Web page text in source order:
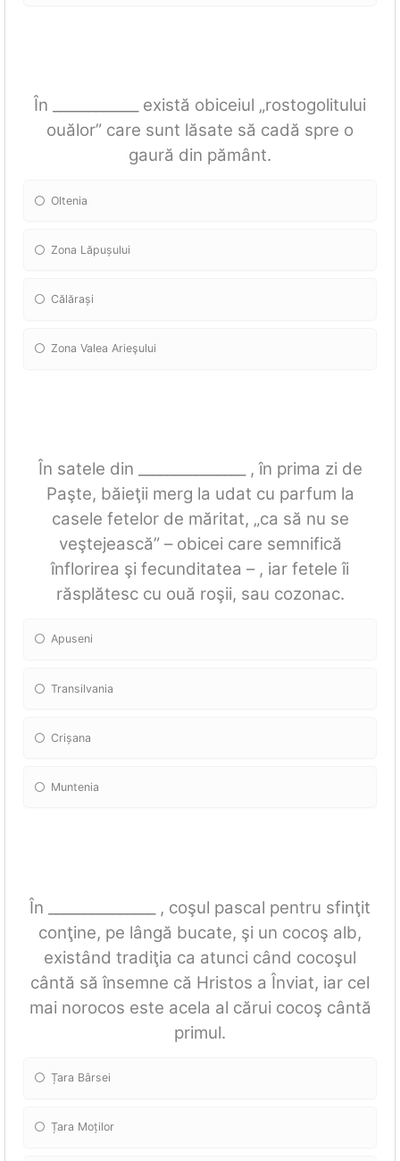
În ____________ există obiceiul „rostogolitului
ouălor” care sunt lăsate să cadă spre o
gaură din pământ.
Oltenia
Zona Lăpușului
Călărași
Zona Valea Arieşului
În satele din _______________ , în prima zi de
Paşte, băieţii merg la udat cu parfum la
casele fetelor de măritat, „ca să nu se
veştejească” – obicei care semnifică
înflorirea şi fecunditatea – , iar fetele îi
răsplătesc cu ouă roşii, sau cozonac.
Apuseni
Transilvania
Crișana
Muntenia
În _______________ , coşul pascal pentru sfinţit
conţine, pe lângă bucate, şi un cocoş alb,
existând tradiţia ca atunci când cocoşul
cântă să însemne că Hristos a Înviat, iar cel
mai norocos este acela al cărui cocoş cântă
primul.
Țara Bârsei
Țara Moților